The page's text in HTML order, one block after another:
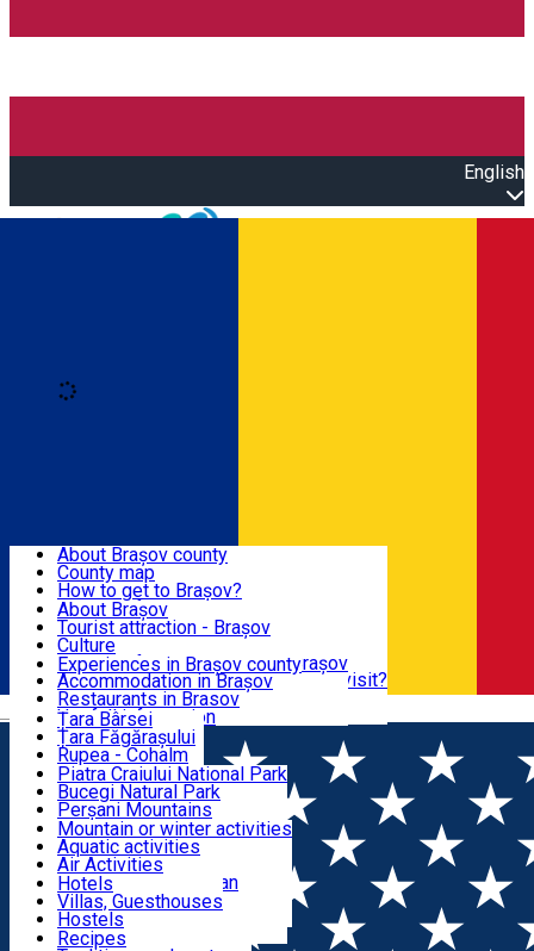
English
Română
BRAȘOV
EXPERIENCES
DESTINATIONS
NATURE
ACTIVE TOURISM
ACCOMMODATION
CULTURAL HERITAGE
About Brașov county
County map
How to get to Brașov?
Tourist Information Centers
Tourist Guides
Brașov Tourism Recommendations
Historical tourist attractions
What would a local recommend to visit?
Tourism news Brașov
Restaurants
About Brașov
Tourist attraction - Brașov
Culture
Tourist Information Center - Brașov
Accommodation in Brașov
Restaurants in Brasov
Usefull information
Experiences in Brașov county
Țara Bârsei
Țara Făgărașului
Rupea - Cohalm
ECO Destinations
Piatra Craiului National Park
Bucegi Natural Park
Perșani Mountains
Făgăraș Mountains
Postăvarul Peak
Măgura Codlei
Ciucaș Mountains
Protected areas
Other natural attractions
Speoturism
Mountain or winter activities
Aquatic activities
Air Activities
Adventure, Equestrian
Cycling, Running
Other activities
Hotels
Villas, Guesthouses
Hostels
Cottages
Recipes